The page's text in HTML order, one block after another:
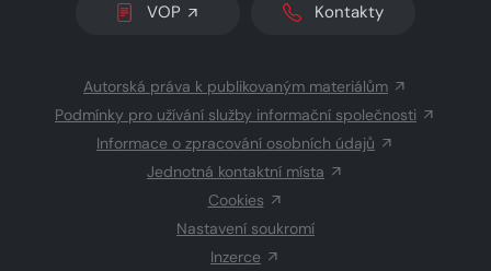
VOP Kontakty
Autorská práva k publikovaným materiálům
Podmínky pro užívání služby informační společnosti
Informace o zpracování osobních údajů
Jednotná kontaktní místa
Cookies
Nastavení soukromí
Inzerce